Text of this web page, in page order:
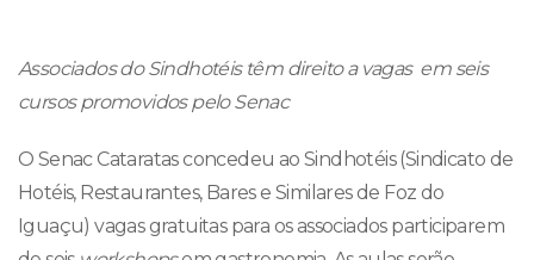
Associados do Sindhotéis têm direito a vagas em seis
cursos promovidos pelo Senac
O Senac Cataratas concedeu ao Sindhotéis (Sindicato de
Hotéis, Restaurantes, Bares e Similares de Foz do
Iguaçu) vagas gratuitas para os associados participarem